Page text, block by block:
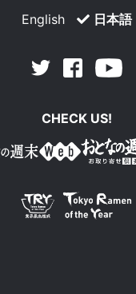
English 日本語
Twitter Facebook
CHECK US!